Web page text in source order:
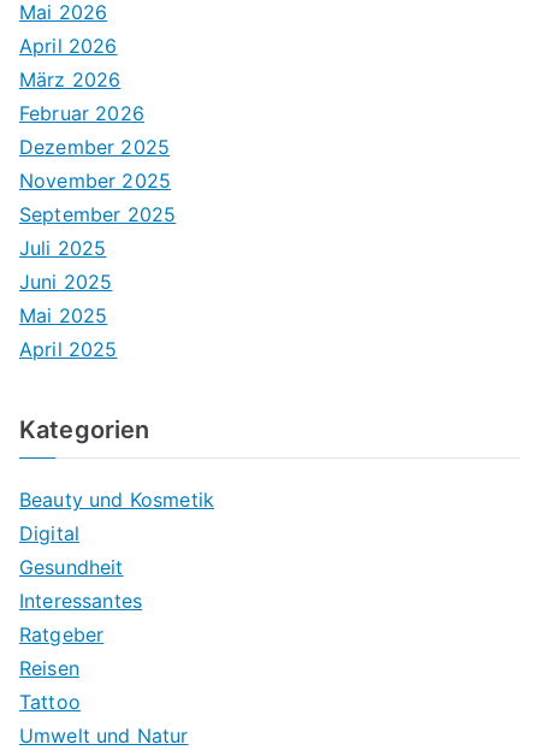
Mai 2026
April 2026
März 2026
Februar 2026
Dezember 2025
November 2025
September 2025
Juli 2025
Juni 2025
Mai 2025
April 2025
Kategorien
Beauty und Kosmetik
Digital
Gesundheit
Interessantes
Ratgeber
Reisen
Tattoo
Umwelt und Natur